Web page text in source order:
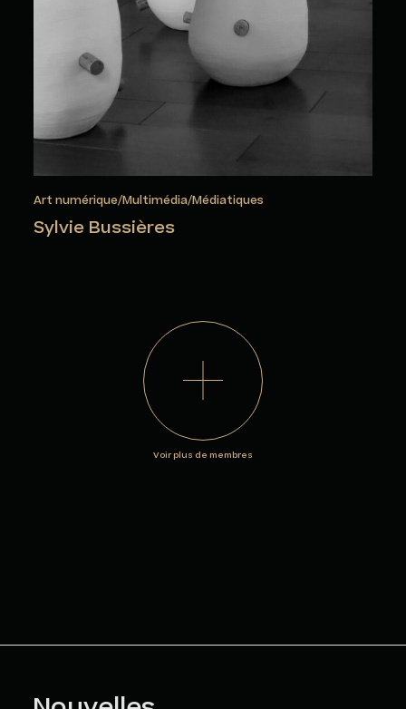
Art numérique/Multimédia/Médiatiques
Sylvie Bussières
Voir plus de membres